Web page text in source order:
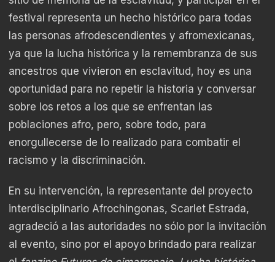
festival representa un hecho histórico para todas
las personas afrodescendientes y afromexicanas,
ya que la lucha histórica y la remembranza de sus
ancestros que vivieron en esclavitud, hoy es una
oportunidad para no repetir la historia y conversar
sobre los retos a los que se enfrentan las
poblaciones afro, pero, sobre todo, para
enorgullecerse de lo realizado para combatir el
racismo y la discriminación.
En su intervención, la representante del proyecto
interdisciplinario Afrochingonas, Scarlet Estrada,
agradeció a las autoridades no sólo por la invitación
al evento, sino por el apoyo brindado para realizar